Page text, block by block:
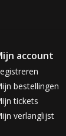
account
bestellingen
tickets
verlanglijst